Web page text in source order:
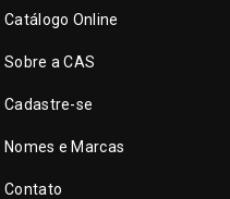
Catálogo Online
Sobre a CAS
Cadastre-se
Nomes e Marcas
Contato